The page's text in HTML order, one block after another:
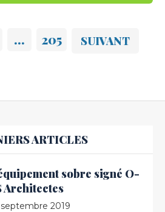
… 205 SUIVANT
ARTICLES
sobre signé O-
Architectes
2019